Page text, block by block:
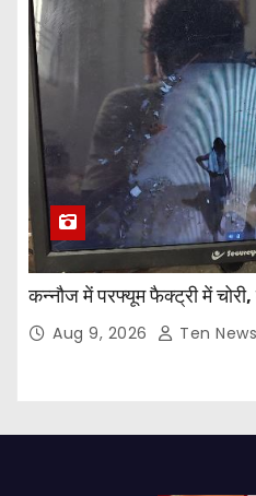
कन्नौज में परफ्यूम फैक्ट्री में
Aug 9, 2026 Ten